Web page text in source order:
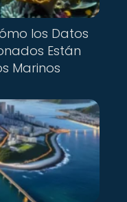
los Datos
Están
Marinos